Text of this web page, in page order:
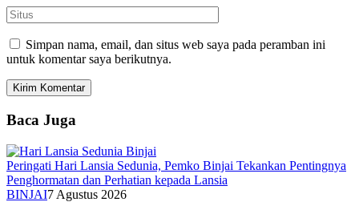
Simpan nama, email, dan situs web saya pada peramban ini
untuk komentar saya berikutnya.
Baca Juga
Peringati Hari Lansia Sedunia, Pemko Binjai Tekankan Pentingnya
Penghormatan dan Perhatian kepada Lansia
BINJAI7 Agustus 2026